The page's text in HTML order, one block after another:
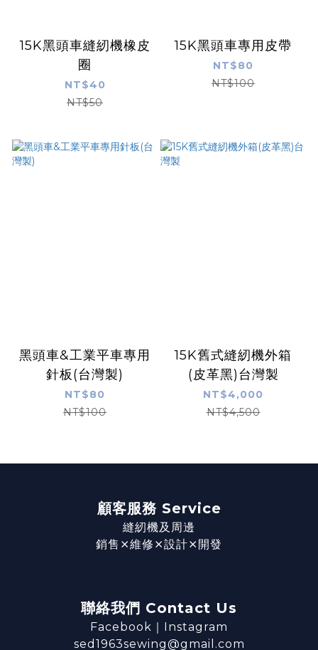
15K黑頭車縫紉機橡皮
圈
NT$40
NT$50
15K黑頭車專用皮帶
NT$80
NT$100
黑頭車&工業平車專用
針板(台灣製)
NT$80
NT$100
15K舊式縫紉機外箱
(皮革黑)台灣製
NT$4,000
NT$4,500
顧客服務 Service
縫紉機及周邊
銷售⨯維修⨯設計⨯開發
聯絡我們 Contact Us
Facebook
Instagram
sed1963sewing@gmail.com